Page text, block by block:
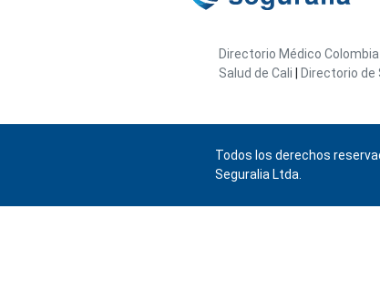
Directorio Médico Colombia
Salud de Cali
Directorio de
Todos los derechos
Seguralia Ltda.